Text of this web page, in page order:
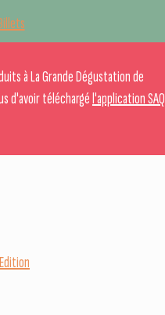
à La Grande Dégustation de
d'avoir téléchargél'application SAQ